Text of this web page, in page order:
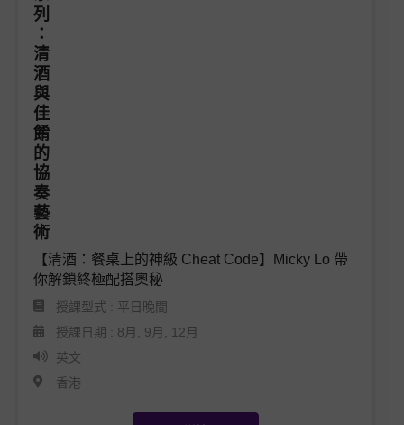
【清酒：餐桌上的神級 Cheat Code】Micky Lo 帶
你解鎖終極配搭奧秘
授課型式 : 平日晚間
授課日期 : 8月, 9月, 12月
英文
香港